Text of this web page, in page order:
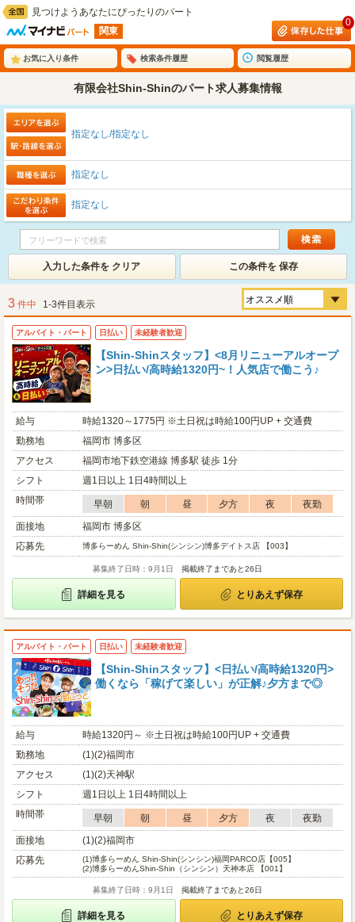
見つけようあなたにぴったりのパート
関東
0
お気に入り条件 検索条件履歴 閲覧履歴
有限会社Shin-Shinのパート求人募集情報
指定なし/指定なし
指定なし
指定なし
入力した条件を クリア この条件を 保存
3 件中 1-3件目表示
アルバイト・パート 日払い 未経験者歓迎
【Shin-Shinスタッフ】<8月リニューアルオープ
ン>日払い/高時給1320円~！人気店で働こう♪
給与
時給1320～1775円 ※土日祝は時給100円UP + 交通費
勤務地
福岡市 博多区
アクセス
福岡市地下鉄空港線 博多駅 徒歩 1分
シフト
週1日以上 1日4時間以上
時間帯
早朝 朝 昼 夕方 夜
夜勤
面接地
福岡市 博多区
応募先
博多らーめん Shin-Shin(シンシン)博多デイトス店 【003】
募集終了日時：9月1日 掲載終了まであと26日
詳細を見る とりあえず保存
アルバイト・パート 日払い 未経験者歓迎
【Shin-Shinスタッフ】<日払い/高時給1320円>
働くなら「稼げて楽しい」が正解♪夕方まで◎
給与
時給1320円～ ※土日祝は時給100円UP + 交通費
勤務地
(1)(2)福岡市
アクセス
(1)(2)天神駅
シフト
週1日以上 1日4時間以上
時間帯
早朝 朝 昼 夕方 夜
夜勤
面接地
(1)(2)福岡市
応募先
(1)博多らーめん Shin-Shin(シンシン)福岡PARCO店【005】
(2)博多らーめんShin-Shin（シンシン）天神本店 【001】
募集終了日時：9月1日 掲載終了まであと26日
詳細を見る とりあえず保存